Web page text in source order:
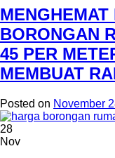
BORONGAN
45 PER
MEMBUAT
Posted on November
28
Nov